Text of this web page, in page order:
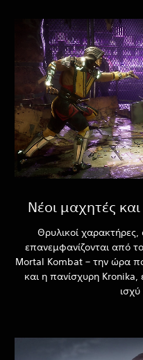
Νέοι μαχητές
Θρυλικοί
επανεμφανίζονται από
Mortal Kombat – την ώρα
και η πανίσχυρη Kronika,